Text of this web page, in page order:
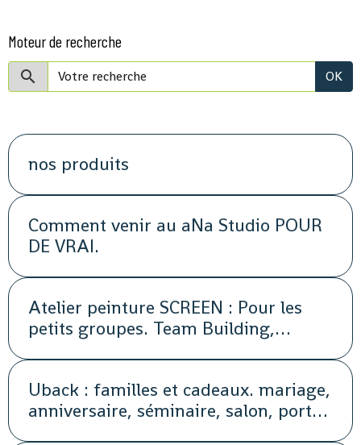
Moteur de recherche
OK
nos produits
Comment venir au aNa Studio POUR
DE VRAI.
Atelier peinture SCREEN : Pour les
petits groupes. Team Building,
Uback : familles et cadeaux. mariage,
anniversaire, séminaire, salon, portes